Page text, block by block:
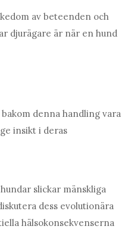
av beteenden och
djurägare är när en hund
denna handling vara
insikt i deras
slickar mänskliga
dess evolutionära
hälsokonsekvenserna